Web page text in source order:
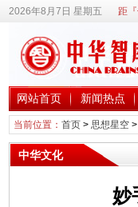
2026年8月7日 星期五 距
网站首页 新闻热点
当前位置： 首页> 思想星空>
中华文化
妙